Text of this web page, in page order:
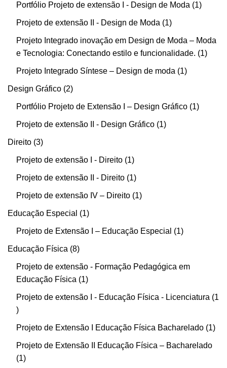
Portfólio Projeto de extensão I - Design de Moda 1
Projeto de extensão II - Design de Moda 1
Projeto Integrado inovação em Design de Moda – Moda
e Tecnologia: Conectando estilo e funcionalidade.
1
Projeto Integrado Síntese – Design de moda 1
Design Gráfico 2
Portfólio Projeto de Extensão I – Design Gráfico 1
Projeto de extensão II - Design Gráfico 1
Direito 3
Projeto de extensão I - Direito 1
Projeto de extensão II - Direito 1
Projeto de extensão IV – Direito 1
Educação Especial 1
Projeto de Extensão I – Educação Especial 1
Educação Física 8
Projeto de extensão - Formação Pedagógica em
Educação Física
1
Projeto de extensão I - Educação Física - Licenciatura 1
Projeto de Extensão I Educação Física Bacharelado 1
Projeto de Extensão II Educação Física – Bacharelado
1